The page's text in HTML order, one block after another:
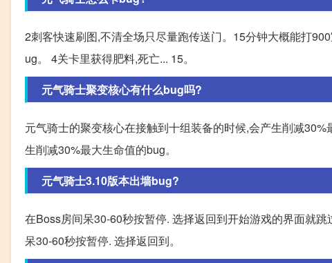
2刺客快速刷图,不清全场只尽量跑传送门。15分钟大概能打
ug。 4关卡里获得肥料,死亡... 15。
元气骑士聚变核心有什么bug吗?
元气骑士的聚变核心在接触到十组装备的时候,会产生削减
生削减30%最大生命值的bug。
元气骑士3.10版本出墙bug?
在Boss房间呆30-60秒按暂停. 选择返回到开始游戏的界面就
呆30-60秒按暂停. 选择返回到。